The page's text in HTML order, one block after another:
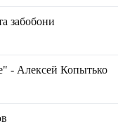
забобони
- Алексей Копытько